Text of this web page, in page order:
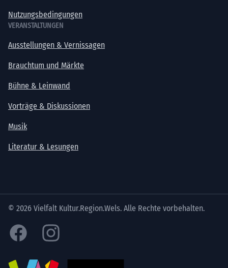
Nutzungsbedingungen
VERANSTALTUNGEN
Ausstellungen & Vernissagen
Brauchtum und Märkte
Bühne & Leinwand
Vorträge & Diskussionen
Musik
Literatur & Lesungen
© 2026 Vielfalt Kultur.Region.Wels. Alle Rechte vorbehalten.
Facebook Instagram